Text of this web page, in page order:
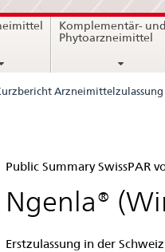
Komplementär- und
Phytoarzneimittel
Arzneimittelzulassung
Public
Summary
SwissPAR
Public Summary SwissPAR
Ngenla®
Erstzulassung in der